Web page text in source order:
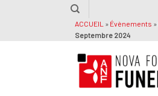
ACCUEIL » Évènements »
Septembre 2024